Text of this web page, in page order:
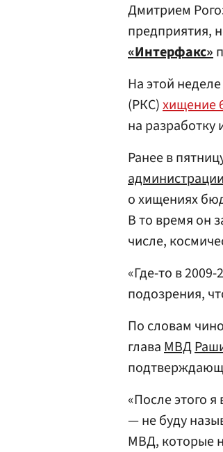
Дмитрием
предприятия,
«Интерфакс»
На этой
(РКС)хищение
на
Ранее в
о хищениях
В то время он
числе,
«Где-то в
подозрения,
По словам
главаМВД
«После этого
— не буду
МВД, которые